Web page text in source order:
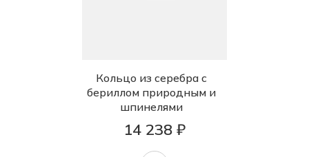
Кольцо из серебра с
бериллом природным и
шпинелями
14 238 ₽